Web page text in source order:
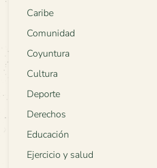
Caribe
Comunidad
Coyuntura
Cultura
Deporte
Derechos
Educación
Ejercicio y salud